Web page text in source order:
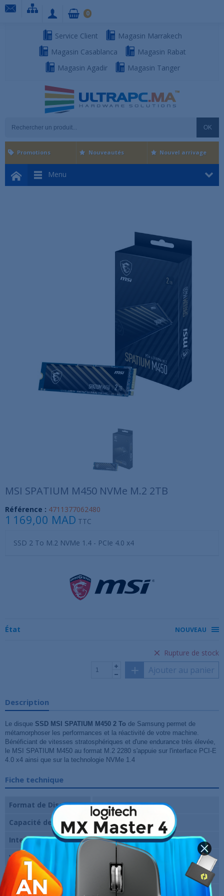
Service Client
Magasin Marrakech
Magasin Casablanca
Magasin Rabat
Magasin Agadir
Magasin Tanger
OK
0
Menu
Promotions Nouveautés Nouvel arrivage
MSI SPATIUM M450 NVMe M.2 2TB
Référence : 4711377062480
1 169,00 MAD TTC
SSD 2 To M.2 NVMe 1.4 - PCIe 4.0 x4
État NOUVEAU
Rupture de stock
Ajouter au panier
Description
Le disque SSD MSI SPATIUM M450 2 To de Samsung permet de
métamorphoser les performances et la réactivité de votre machine.
Bénéficiant de vitesses stratosphériques et d'une endurance très élevée,
le MSI SPATIUM M450 au format M.2 2280 s'appuie sur l'interface PCI-E
4.0 x4 ainsi que sur la technologie NVMe 1.4
Fiche technique
Format de Disque
Carte M.2
Capacité de disque
2 To
Interface
PCI-E 4.0 4x
Vitesse en lecture
Vitesse en écriture
3000 Mo/s
Marque